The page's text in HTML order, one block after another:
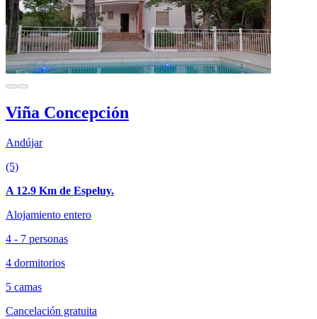
Viña Concepción
Andújar
(5)
A 12.9 Km de Espeluy.
Alojamiento entero
4 - 7 personas
4 dormitorios
5 camas
Cancelación gratuita